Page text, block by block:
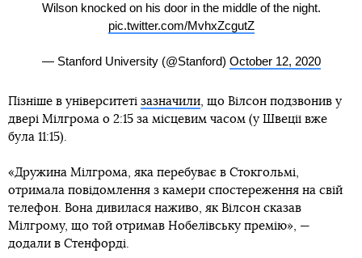
Wilson knocked on his door in the middle of the night.
pic.twitter.com/MvhxZcgutZ
— Stanford University (@Stanford) October 12, 2020
Пізніше в університеті зазначили , що Вілсон подзвонив у
двері Мілгрома о 2:15 за місцевим часом (у Швеції вже
була 11:15).
«Дружина Мілгрома, яка перебуває в Стокгольмі,
отримала повідомлення з камери спостереження на свій
телефон. Вона дивилася наживо, як Вілсон сказав
Мілгрому, що той отримав Нобелівську премію», —
додали в Стенфорді.